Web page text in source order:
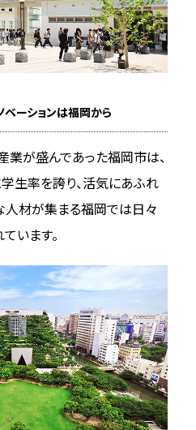
ベーションは福岡から
業が盛んであった福岡市は、
生率を誇り、活気にあふれ
人材が集まる福岡では日々
います。